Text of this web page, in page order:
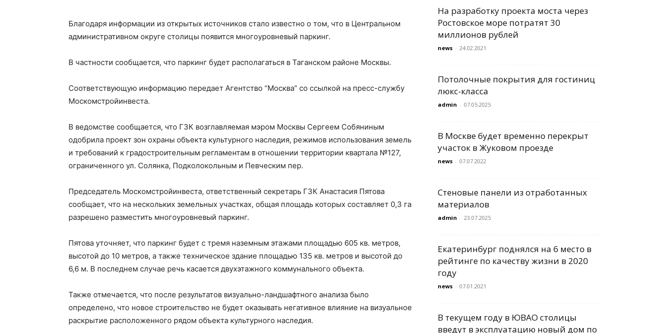
Благодаря информации из открытых источников стало известно о том, что в Центральном
административном округе столицы появится многоуровневый паркинг.
В частности сообщается, что паркинг будет располагаться в Таганском районе Москвы.
Соответствующую информацию передает Агентство “Москва” со ссылкой на пресс-службу
Москомстройинвеста.
В ведомстве сообщается, что ГЗК возглавляемая мэром Москвы Сергеем Собяниным
одобрила проект зон охраны объекта культурного наследия, режимов использования земель
и требований к градостроительным регламентам в отношении территории квартала №127,
ограниченного ул. Солянка, Подколокольным и Певческим пер.
Председатель Москомстройинвеста, ответственный секретарь ГЗК Анастасия Пятова
сообщает, что на нескольких земельных участках, общая площадь которых составляет 0,3 га
разрешено разместить многоуровневый паркинг.
Пятова уточняет, что паркинг будет с тремя наземным этажами площадью 605 кв. метров,
высотой до 10 метров, а также техническое здание площадью 135 кв. метров и высотой до
6,6 м. В последнем случае речь касается двухэтажного коммунального объекта.
Также отмечается, что после результатов визуально-ландшафтного анализа было
определено, что новое строительство не будет оказывать негативное влияние на визуальное
раскрытие расположенного рядом объекта культурного наследия.
На разработку проекта моста через
Ростовское море потратят 30
миллионов рублей
news - 24.02.2021
Потолочные покрытия для гостиниц
люкс-класса
admin - 07.05.2025
В Москве будет временно перекрыт
участок в Жуковом проезде
news - 07.07.2022
Стеновые панели из отработанных
материалов
admin - 23.07.2025
Екатеринбург поднялся на 6 место в
рейтинге по качеству жизни в 2020
году
news - 07.01.2021
В текущем году в ЮВАО столицы
введут в эксплуатацию новый дом по